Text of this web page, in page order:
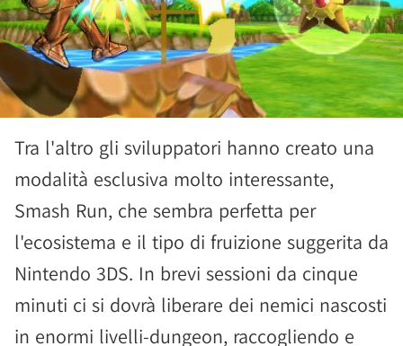
Tra l'altro gli sviluppatori hanno creato una
modalità esclusiva molto interessante,
Smash Run, che sembra perfetta per
l'ecosistema e il tipo di fruizione suggerita da
Nintendo 3DS. In brevi sessioni da cinque
minuti ci si dovrà liberare dei nemici nascosti
in enormi livelli-dungeon, raccogliendo e